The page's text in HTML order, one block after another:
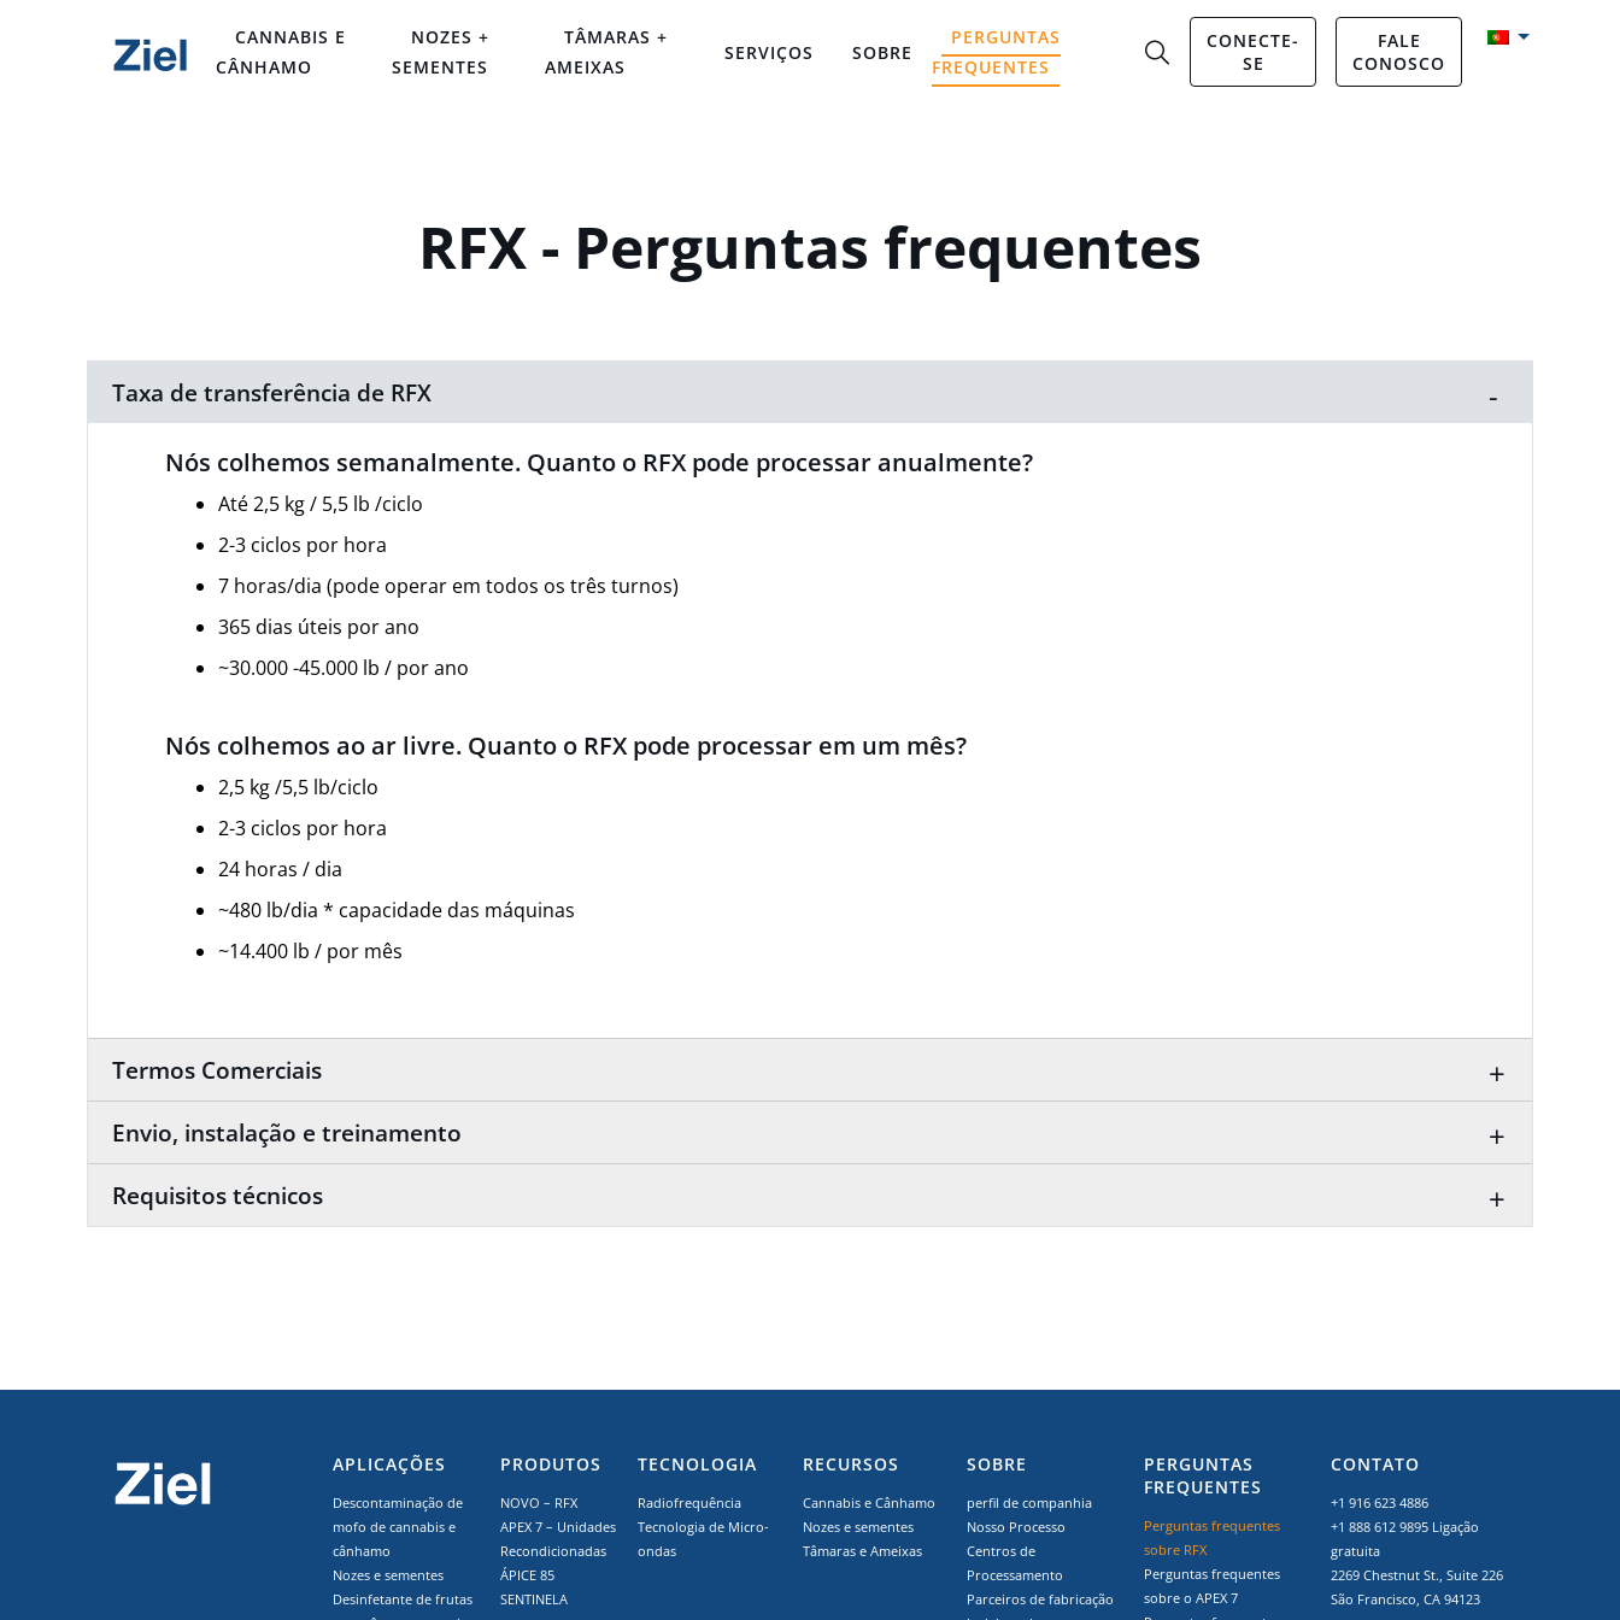
CANNABIS E
CÂNHAMO
NOZES +
SEMENTES
TÂMARAS +
AMEIXAS
SERVIÇOS SOBRE
PERGUNTAS
FREQUENTES
CONECTE-
SE
FALE
CONOSCO
RFX - Perguntas frequentes
Taxa de transferência de RFX
Nós colhemos semanalmente. Quanto o RFX pode processar anualmente?
Até 2,5 kg / 5,5 lb /ciclo
2-3 ciclos por hora
7 horas/dia (pode operar em todos os três turnos)
365 dias úteis por ano
~30.000 -45.000 lb / por ano
Nós colhemos ao ar livre. Quanto o RFX pode processar em um mês?
2,5 kg /5,5 lb/ciclo
2-3 ciclos por hora
24 horas / dia
~480 lb/dia * capacidade das máquinas
~14.400 lb / por mês
Termos Comerciais
Envio, instalação e treinamento
Requisitos técnicos
APLICAÇÕES
Descontaminação de
mofo de cannabis e
cânhamo
Nozes e sementes
Desinfetante de frutas
PRODUTOS
NOVO – RFX
APEX 7 – Unidades
Recondicionadas
ÁPICE 85
SENTINELA
TECNOLOGIA
Radiofrequência
Tecnologia de Micro-
ondas
RECURSOS
Cannabis e Cânhamo
Nozes e sementes
Tâmaras e Ameixas
SOBRE
perfil de companhia
Nosso Processo
Centros de
Processamento
Parceiros de fabricação
PERGUNTAS
FREQUENTES
Perguntas frequentes
sobre RFX
Perguntas frequentes
sobre o APEX 7
CONTATO
+1 916 623 4886
+1 888 612 9895 Ligação
gratuita
2269 Chestnut St., Suite 226
São Francisco, CA 94123